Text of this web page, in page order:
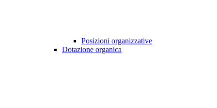
Posizioni organizzative
Dotazione organica